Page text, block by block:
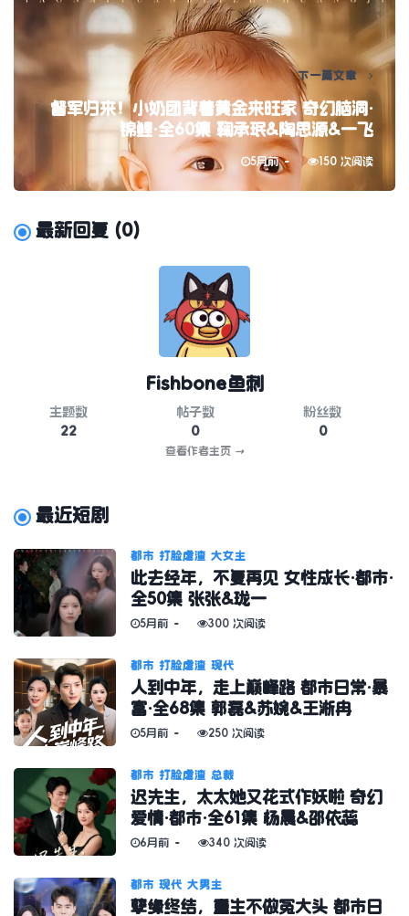
下一篇文章
督军归来！小奶团背着黄金来旺家 奇幻脑洞·
锦鲤·全60集 鞠承珉&陶思源&一飞
5月前 150 次阅读
最新回复 (0)
Fishbone鱼刺
主题数
22
帖子数
0
粉丝数
0
查看作者主页 →
最近短剧
都市 打脸虐渣 大女主
此去经年，不复再见 女性成长·都市·
全50集 张张&珑一
5月前 300 次阅读
都市 打脸虐渣 现代
人到中年，走上巅峰路 都市日常·暴
富·全68集 郭磊&苏婉&王淅冉
5月前 250 次阅读
都市 打脸虐渣 总裁
迟先生，太太她又花式作妖啦 奇幻
爱情·都市·全61集 杨晨&邵依蕊
6月前 340 次阅读
都市 现代 大男主
孽缘终结，重生不做冤大头 都市日